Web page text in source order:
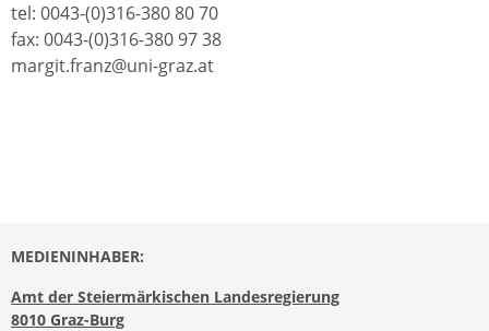
tel: 0043-(0)316-380 80 70
fax: 0043-(0)316-380 97 38
margit.franz@uni-graz.at
MEDIENINHABER:
Amt der Steiermärkischen Landesregierung
8010 Graz-Burg